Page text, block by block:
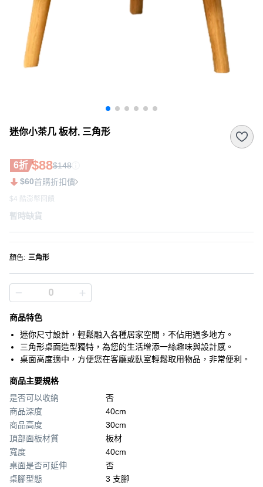
迷你小茶几 板材, 三角形
6折 $88$148
$60首購折扣價
$4 酷澎幣回饋
暫時缺貨
顏色: 三角形
商品特色
迷你尺寸設計，輕鬆融入各種居家空間，不佔用過多地方。
三角形桌面造型獨特，為您的生活增添一絲趣味與設計感。
桌面高度適中，方便您在客廳或臥室輕鬆取用物品，非常便利。
商品主要規格
是否可以收納
否
商品深度
40cm
商品高度
30cm
頂部面板材質
板材
寬度
40cm
桌面是否可延伸
否
桌腳型態
3 支腳